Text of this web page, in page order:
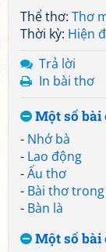
Thể thơ: Thơ
Thời kỳ: Hiện
Trả lời
In bài thơ
Một số bài
- Nhớ bà
- Lao động
-Ấu thơ
- Bài thơ
- Bàn là
Một số